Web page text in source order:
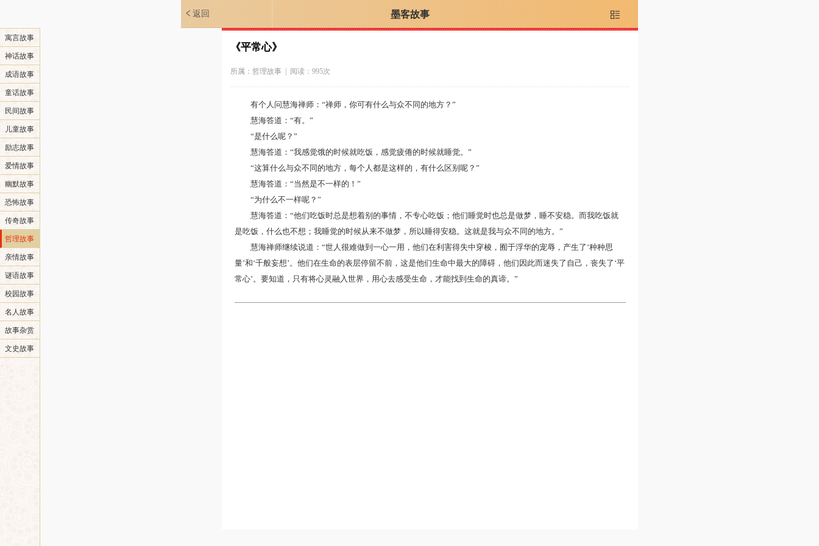
返回 墨客故事 
寓言故事
神话故事
成语故事
童话故事
民间故事
儿童故事
励志故事
爱情故事
幽默故事
恐怖故事
传奇故事
哲理故事
亲情故事
谜语故事
校园故事
名人故事
故事杂赏
文史故事
《平常心》
所属： 哲理故事| 阅读：995次
有个人问慧海禅师：“禅师，你可有什么与众不同的地方？”
慧海答道：“有。”
“是什么呢？”
慧海答道：“我感觉饿的时候就吃饭，感觉疲倦的时候就睡觉。”
“这算什么与众不同的地方，每个人都是这样的，有什么区别呢？”
慧海答道：“当然是不一样的！”
“为什么不一样呢？”
慧海答道：“他们吃饭时总是想着别的事情，不专心吃饭；他们睡觉时也总是做梦，睡不安稳。而我吃饭就
是吃饭，什么也不想；我睡觉的时候从来不做梦，所以睡得安稳。这就是我与众不同的地方。”
慧海禅师继续说道：“世人很难做到一心一用，他们在利害得失中穿梭，囿于浮华的宠辱，产生了‘种种思
量’和‘千般妄想’。他们在生命的表层停留不前，这是他们生命中最大的障碍，他们因此而迷失了自己，丧失了‘平
常心’。要知道，只有将心灵融入世界，用心去感受生命，才能找到生命的真谛。”